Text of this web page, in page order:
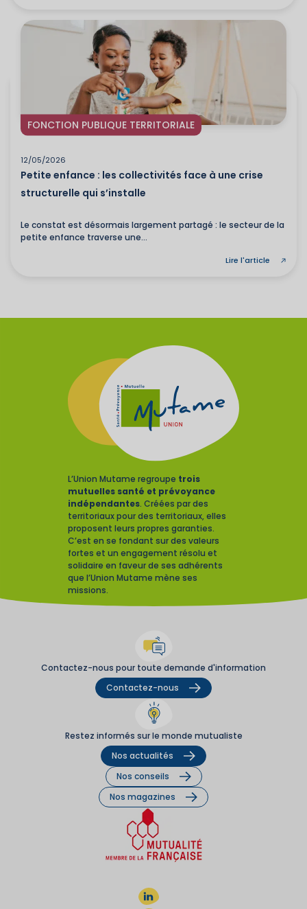
FONCTION PUBLIQUE TERRITORIALE
12/05/2026
Petite enfance : les collectivités face à une crise
structurelle qui s’installe
Le constat est désormais largement partagé : le secteur de la
petite enfance traverse une...
Lire l'article
L’Union Mutame regroupe trois
mutuelles santé et prévoyance
indépendantes. Créées par des
territoriaux pour des territoriaux, elles
proposent leurs propres garanties.
C’est en se fondant sur des valeurs
fortes et un engagement résolu et
solidaire en faveur de ses adhérents
que l’Union Mutame mène ses
missions.
Contactez-nous pour toute demande d'information
Contactez-nous
Restez informés sur le monde mutualiste
Nos actualités
Nos conseils
Nos magazines